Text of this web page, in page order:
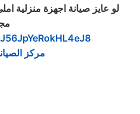
لو عايز صيانة اجهزة منزلية
مركز